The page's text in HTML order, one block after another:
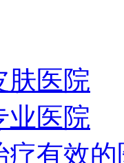
肤医院
业医院
疗有效的